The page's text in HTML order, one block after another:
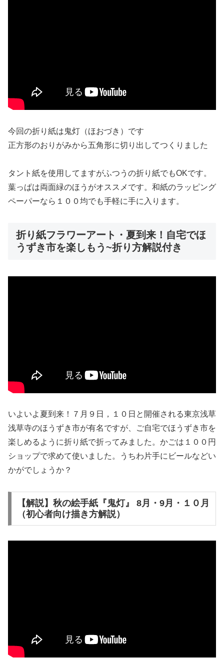
今回の折り紙は鬼灯（ほおづき）です
正方形のおりがみから五角形に切り出してつくりました
タント紙を使用してますがふつうの折り紙でもOKです。
葉っぱは両面緑のほうがオススメです。和紙のラッピング
ペーパーなら１００均でも手軽に手に入ります。
折り紙フラワーアート・夏到来！自宅でほ
うずき市を楽しもう~折り方解説付き
いよいよ夏到来！７月９日，１０日と開催される東京浅草
浅草寺のほうずき市が有名ですが、ご自宅でほうずき市を
楽しめるように折り紙で折ってみました。かごは１００円
ショップで求めて使いました。うちわ片手にビールなどい
かがでしょうか？
【解説】秋の絵手紙『鬼灯』 8月・9月・１０月
（初心者向け描き方解説）